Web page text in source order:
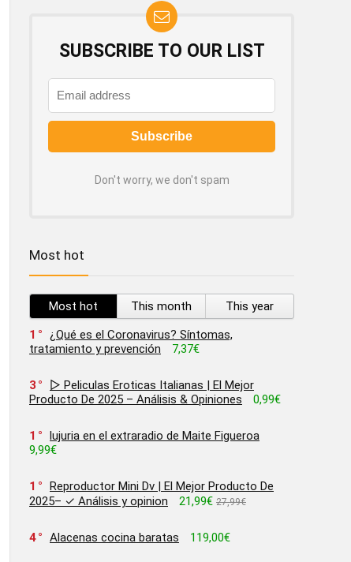
SUBSCRIBE TO OUR LIST
Don't worry, we don't spam
Most hot
Most hot This month
This year
1
¿Qué es el Coronavirus? Síntomas,
tratamiento y prevención
7,37€
3
▷ Peliculas Eroticas Italianas | El Mejor
Producto De 2025 – Análisis & Opiniones
0,99€
1
lujuria en el extraradio de Maite Figueroa
9,99€
1
Reproductor Mini Dv | El Mejor Producto De
2025– ✓ Análisis y opinion
21,99€ 27,99€
4 Alacenas cocina baratas 119,00€